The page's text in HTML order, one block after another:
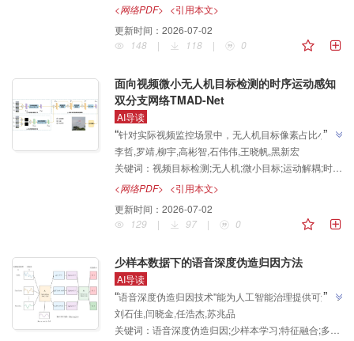
征判别能力与训练稳定性，为高维视觉模仿学习提供新
思路。”
<网络PDF> <引用本文>
更新时间： 2026-07-02
148
| 118 | 0
面向视频微小无人机目标检测的时序运动感知
双分支网络TMAD-Net
AI导读
“针对实际视频监控场景中，无人机目标像素占比小、
外观特征微弱，易被复杂动态背景掩盖，传统单帧目标
检测算法无法有效利用帧间时序运动信息，导致微小目
标漏检、误检频发的核心问题，研究团队提出了时序运
动感知双分支网络，通过显式分离并深度融合多帧空间
与运动特征，有效弥补了传统单帧算法对微小目标特征
觉检测方案。”
”
李哲,罗靖,柳宇,高彬智,石伟伟,王晓帆,黑新宏
关键词： 视频目标检测;无人机;微小目标;运动解耦;时序运动感知;空间语义提取
<网络PDF> <引用本文>
更新时间： 2026-07-02
129
| 97 | 0
少样本数据下的语音深度伪造归因方法
AI导读
“语音深度伪造归因技术"能为人工智能治理提供可解释
性证据，也能推动AI语音行业的规范发展，倒逼平台落
实内容溯源与监管义务"，研究团队提出LADAR方法，
”
刘石佳,闫晓金,任浩杰,苏兆品
关键词： 语音深度伪造归因;少样本学习;特征融合;多原型网络;音频鉴伪